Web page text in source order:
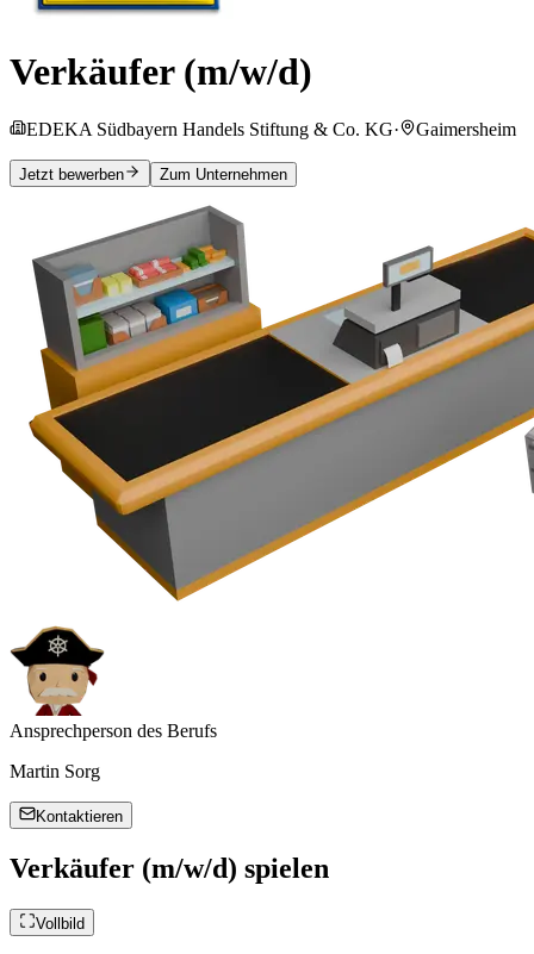
Verkäufer (m/w/d)
EDEKA Südbayern Handels Stiftung & Co. KG· Gaimersheim
Jetzt bewerben Zum Unternehmen
Ansprechperson des Berufs
Martin Sorg
Kontaktieren
Verkäufer (m/w/d) spielen
Vollbild